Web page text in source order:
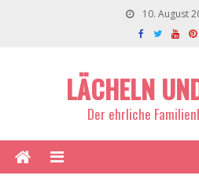
10. August
LÄCHELN
Der ehrliche